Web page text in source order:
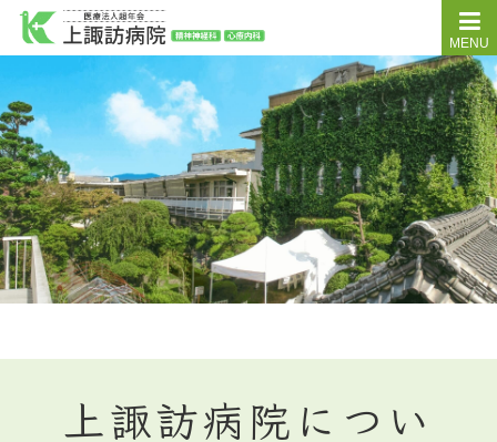
MENU
上諏訪病院につい